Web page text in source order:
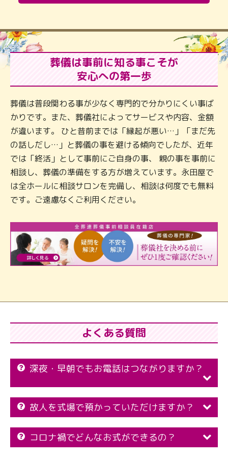
葬儀は事前に知る事こそが
安心への第一歩
葬儀は普段関わる事が少なく専門的で分かりにくい事ば
かりです。また、葬儀社によってサービスや内容、金額
が違います。 ひと昔前までは「縁起が悪い…」「まだ先
の話しだし…」と葬儀の事を避ける傾向でしたが、近年
では「終活」として事前にご自身の事、 親の事を事前に
相談し、葬儀の準備をする方が増えています。永田屋で
は全ホールに相談サロンを完備し、相談は何度でも無料
です。ご遠慮なくご利用ください。
よくある質問
深夜・早朝でもお電話はつながりますか？
故人を式場で預かっていただけますか？
コロナ禍でどんなお式ができるの？